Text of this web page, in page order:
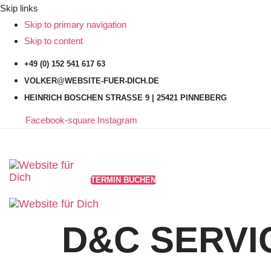
Skip links
Skip to primary navigation
Skip to content
+49 (0) 152 541 617 63
VOLKER@WEBSITE-FUER-DICH.DE
HEINRICH BOSCHEN STRASSE 9 | 25421 PINNEBERG
Facebook-square Instagram
TERMIN BUCHEN
D&C